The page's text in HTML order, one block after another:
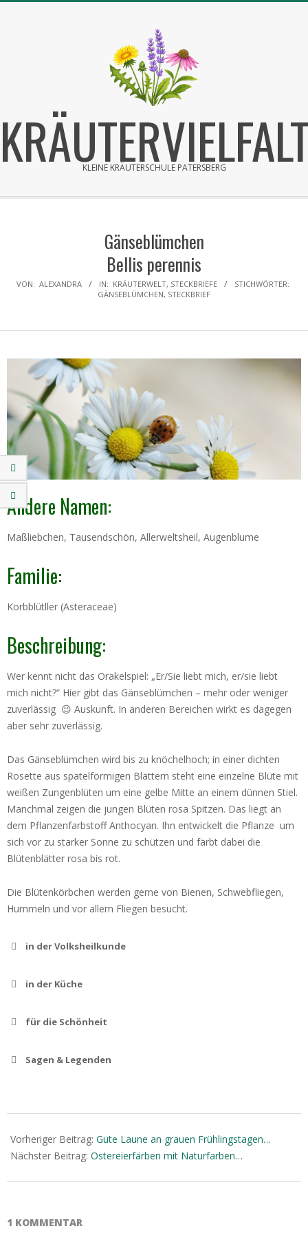
KLEINE KRÄUTERSCHULE PATERSBERG
Gänseblümchen
Bellis perennis
VON: ALEXANDRA IN: KRÄUTERWELT, STECKBRIEFE
STICHWÖRTER:
GÄNSEBLÜMCHEN, STECKBRIEF
Andere Namen:
Maßliebchen, Tausendschön, Allerweltsheil, Augenblume
Familie:
Korbblütller (Asteraceae)
Beschreibung:
Wer kennt nicht das Orakelspiel: „Er/Sie liebt mich, er/sie liebt
mich nicht?“ Hier gibt das Gänseblümchen – mehr oder weniger
zuverlässig 😉 Auskunft. In anderen Bereichen wirkt es dagegen
aber sehr zuverlässig.
Das Gänseblümchen wird bis zu knöchelhoch; in einer dichten
Rosette aus spatelförmigen Blättern steht eine einzelne Blüte mit
weißen Zungenblüten um eine gelbe Mitte an einem dünnen Stiel.
Manchmal zeigen die jungen Blüten rosa Spitzen. Das liegt an
dem Pflanzenfarbstoff Anthocyan. Ihn entwickelt die Pflanze um
sich vor zu starker Sonne zu schützen und färbt dabei die
Blütenblätter rosa bis rot.
Die Blütenkörbchen werden gerne von Bienen, Schwebfliegen,
Hummeln und vor allem Fliegen besucht.
in der Volksheilkunde
in der Küche
für die Schönheit
Sagen & Legenden
Das Gänseblümchen ist ein Wetteranzeiger. Bleiben die
Blüten am Morgen geschlossen, wird die Sonne an diesem
Tag kaum scheinen. Das Gänseblümchen ist heliotrop, es
03-
15
Vorheriger Beitrag: Gute Laune an grauen Frühlingstagen…
Nächster Beitrag: Ostereierfärben mit Naturfarben…
1 KOMMENTAR